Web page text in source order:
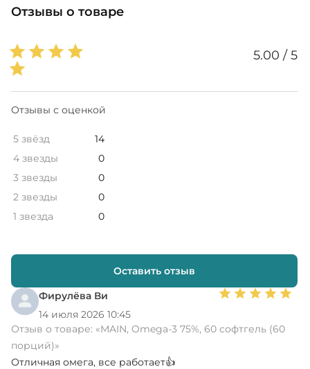
Отзывы о товаре
Фирулёва Ви
14 июля 2026 10:45
Отзыв о товаре: «MAIN, Omega-3 75%, 60 софтгель (60
порций)»
Отличная омега, все работает👍
5.00 / 5
Отзывы с оценкой
5 звёзд
14
4 звезды
0
3 звезды
0
2 звезды
0
1 звезда
0
Оставить отзыв